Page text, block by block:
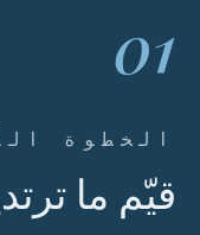
01
الخطوة
قيّم ما